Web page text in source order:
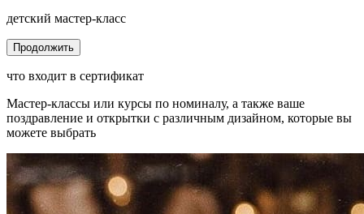
детский мастер-класс
Продолжить
что входит в сертификат
Мастер-классы или курсы по номиналу, а также ваше
поздравление и открытки с различным дизайном, которые вы
можете выбрать